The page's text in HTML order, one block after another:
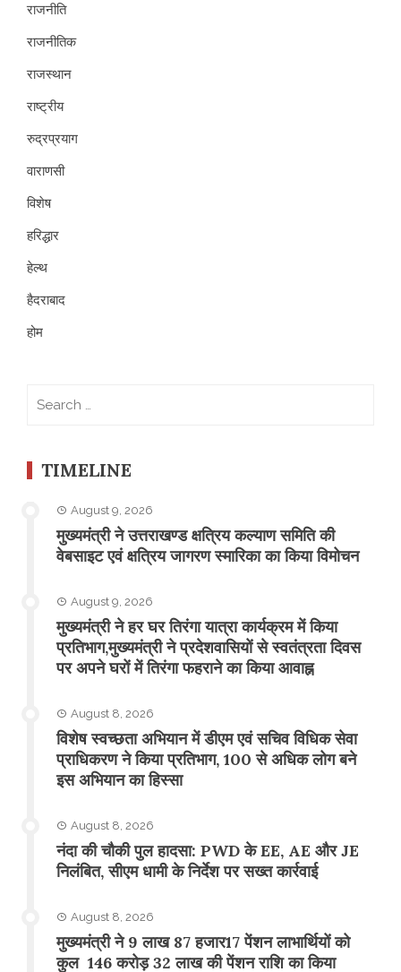
राजनीति
राजनीतिक
राजस्थान
राष्ट्रीय
रुद्रप्रयाग
वाराणसी
विशेष
हरिद्धार
हेल्थ
हैदराबाद
होम
TIMELINE
August 9, 2026
मुख्यमंत्री ने उत्तराखण्ड क्षत्रिय कल्याण समिति की
वेबसाइट एवं क्षत्रिय जागरण स्मारिका का किया विमोचन
August 9, 2026
मुख्यमंत्री ने हर घर तिरंगा यात्रा कार्यक्रम में किया
प्रतिभाग,मुख्यमंत्री ने प्रदेशवासियों से स्वतंत्रता दिवस
पर अपने घरों में तिरंगा फहराने का किया आवाह्न
August 8, 2026
विशेष स्वच्छता अभियान में डीएम एवं सचिव विधिक सेवा
प्राधिकरण ने किया प्रतिभाग, 100 से अधिक लोग बने
इस अभियान का हिस्सा
August 8, 2026
नंदा की चौकी पुल हादसा: PWD के EE, AE और JE
निलंबित, सीएम धामी के निर्देश पर सख्त कार्रवाई
August 8, 2026
मुख्यमंत्री ने 9 लाख 87 हजार17 पेंशन लाभार्थियों को
कुल 146 करोड़ 32 लाख की पेंशन राशि का किया